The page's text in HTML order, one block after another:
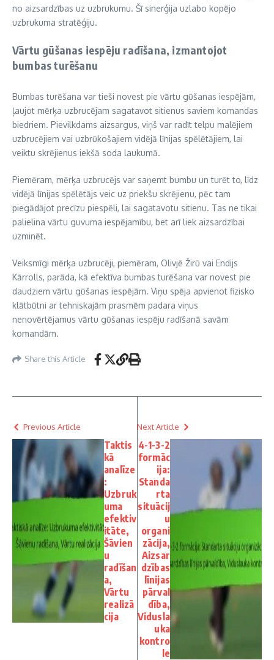
no aizsardzības uz uzbrukumu. Šī sinerģija uzlabo kopējo
uzbrukuma stratēģiju.
Vārtu gūšanas iespēju radīšana, izmantojot
bumbas turēšanu
Bumbas turēšana var tieši novest pie vārtu gūšanas iespējām,
ļaujot mērķa uzbrucējam sagatavot sitienus saviem komandas
biedriem. Pievilkdams aizsargus, viņš var radīt telpu malējiem
uzbrucējiem vai uzbrūkošajiem vidējā līnijas spēlētājiem, lai
veiktu skrējienus iekšā soda laukumā.
Piemēram, mērķa uzbrucējs var saņemt bumbu un turēt to, līdz
vidējā līnijas spēlētājs veic uz priekšu skrējienu, pēc tam
piegādājot precīzu piespēli, lai sagatavotu sitienu. Tas ne tikai
palielina vārtu guvuma iespējamību, bet arī liek aizsardzībai
uzminēt.
Veiksmīgi mērķa uzbrucēji, piemēram, Olivjē Žirū vai Endijs
Kārrolls, parāda, kā efektīva bumbas turēšana var novest pie
daudziem vārtu gūšanas iespējām. Viņu spēja apvienot fizisko
klātbūtni ar tehniskajām prasmēm padara viņus
nenovērtējamus vārtu gūšanas iespēju radīšanā savām
komandām.
Share this Article
Previous Article
Taktis
kā
analīze
:
Uzbruk
uma
efektiv
itāte,
Šāvien
u
radīšan
a,
Vārtu
realizā
cija
Next Article
4-1-3-2
formāc
ija:
Standa
rta
situācij
u
organi
zācija,
Aizsar
dzības
līnijas
pārval
dība,
Vidusla
uka
kontro
le